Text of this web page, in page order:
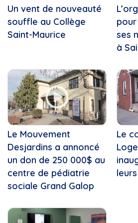
Anthony Seyer
APAJ
Arbres
Art
Art numérique
Artiste peintre
Arts
Arèna LP Gaucher
ASRY
Association des stomisés...
Ateliers transition
Athlètes
Automobile
Avion
Dans ma cuisine
Défilé de Noël de...
Défilé de Noël de...
Ensemble vocal Les Voix Libres
Entre Nous
Femmes de terre
Fun regarder films
Gants de Bronze 2023
Gaulois en rafale
Gaulois en route vers la...
Gribouille Bouille
Instinct canin
L' Ensemble Vocal Vox Mania
L'Agenda
L'été dans ma cuisine
La boîte à chansons
Un vent de nouveauté
souffle au Collège
Saint-Maurice
ses
à
Le Mouvement
Desjardins a annoncé
un don de 250 000$ au
centre de pédiatrie
sociale Grand Galop
Le